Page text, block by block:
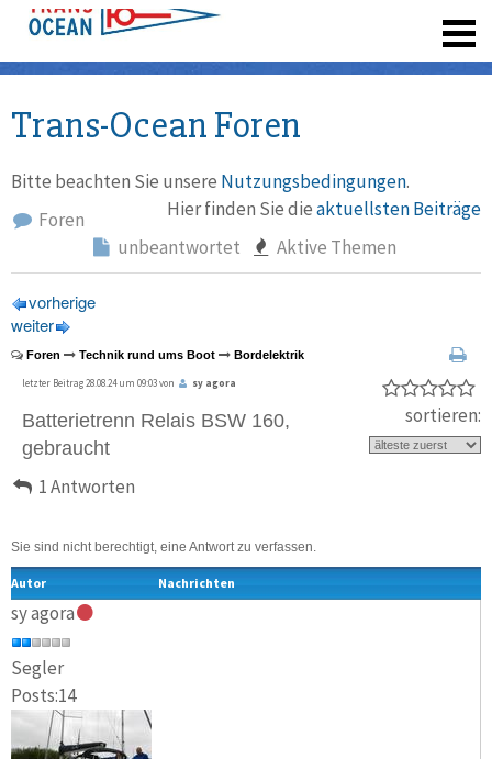
Trans-Ocean Foren
Bitte beachten Sie unsere Nutzungsbedingungen.
Hier finden Sie dieaktuellsten Beiträge
Foren
unbeantwortet
Aktive Themen
vorherige
weiter
Foren Technik rund ums Boot Bordelektrik
letzter Beitrag 28.08.24 um 09:03 von sy agora
Batterietrenn Relais BSW 160,
gebraucht
1 Antworten
sortieren:
Sie sind nicht berechtigt, eine Antwort zu verfassen.
Autor Nachrichten
sy agora
Segler
Posts:14